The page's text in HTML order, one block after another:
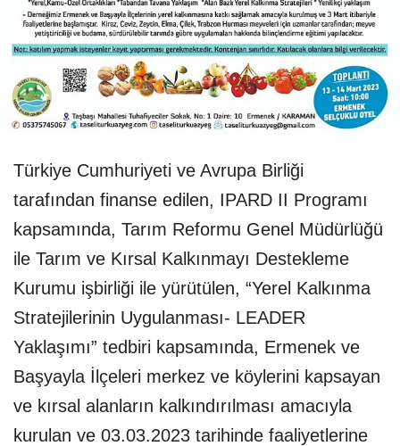
Türkiye Cumhuriyeti ve Avrupa Birliği
tarafından finanse edilen, IPARD II Programı
kapsamında, Tarım Reformu Genel Müdürlüğü
ile Tarım ve Kırsal Kalkınmayı Destekleme
Kurumu işbirliği ile yürütülen, “Yerel Kalkınma
Stratejilerinin Uygulanması- LEADER
Yaklaşımı” tedbiri kapsamında, Ermenek ve
Başyayla İlçeleri merkez ve köylerini kapsayan
ve kırsal alanların kalkındırılması amacıyla
kurulan ve 03.03.2023 tarihinde faaliyetlerine